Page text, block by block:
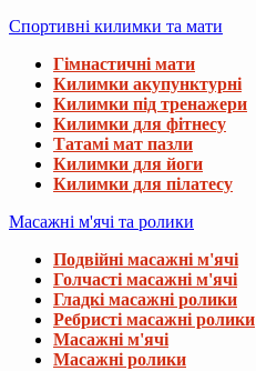
Спортивні килимки та мати
Гімнастичні мати
Килимки акупунктурні
Килимки під тренажери
Килимки для фітнесу
Татамі мат пазли
Килимки для йоги
Килимки для пілатесу
Масажні м'ячі та ролики
Подвійні масажні м'ячі
Голчасті масажні м'ячі
Гладкі масажні ролики
Ребристі масажні ролики
Масажні м'ячі
Масажні ролики